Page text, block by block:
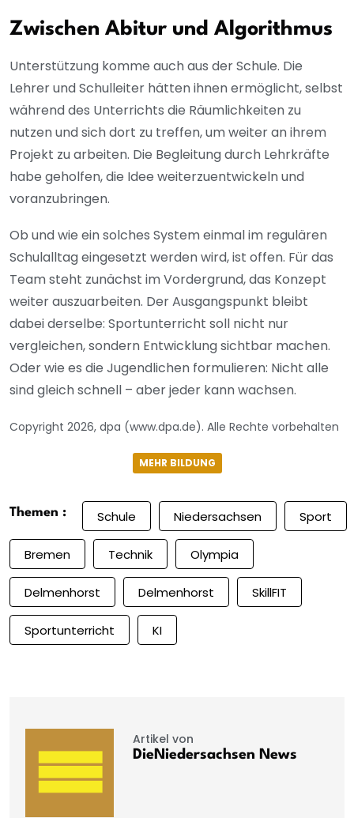
Zwischen Abitur und Algorithmus
Unterstützung komme auch aus der Schule. Die
Lehrer und Schulleiter hätten ihnen ermöglicht, selbst
während des Unterrichts die Räumlichkeiten zu
nutzen und sich dort zu treffen, um weiter an ihrem
Projekt zu arbeiten. Die Begleitung durch Lehrkräfte
habe geholfen, die Idee weiterzuentwickeln und
voranzubringen.
Ob und wie ein solches System einmal im regulären
Schulalltag eingesetzt werden wird, ist offen. Für das
Team steht zunächst im Vordergrund, das Konzept
weiter auszuarbeiten. Der Ausgangspunkt bleibt
dabei derselbe: Sportunterricht soll nicht nur
vergleichen, sondern Entwicklung sichtbar machen.
Oder wie es die Jugendlichen formulieren: Nicht alle
sind gleich schnell – aber jeder kann wachsen.
Copyright 2026, dpa (www.dpa.de). Alle Rechte vorbehalten
MEHR BILDUNG
Themen : Schule Niedersachsen Sport
Bremen Technik Olympia
Delmenhorst Delmenhorst SkillFIT
Sportunterricht KI
Artikel von
DieNiedersachsen News